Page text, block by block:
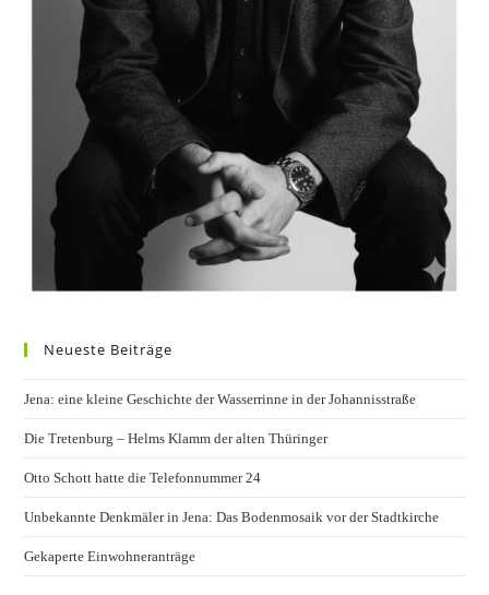
Neueste Beiträge
Jena: eine kleine Geschichte der Wasserrinne in der Johannisstraße
Die Tretenburg – Helms Klamm der alten Thüringer
Otto Schott hatte die Telefonnummer 24
Unbekannte Denkmäler in Jena: Das Bodenmosaik vor der Stadtkirche
Gekaperte Einwohneranträge